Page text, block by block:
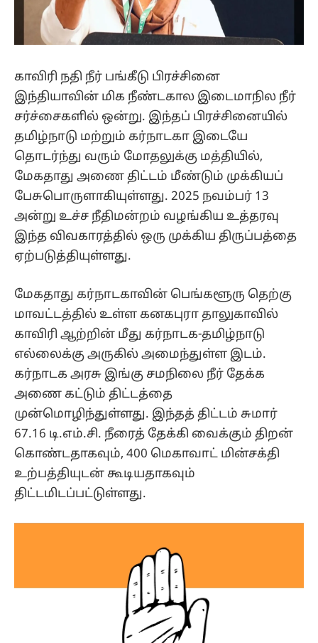
காவிரி நதி நீர் பங்கீடு பிரச்சினை
இந்தியாவின் மிக நீண்டகால இடைமாநில நீர்
சர்ச்சைகளில் ஒன்று. இந்தப் பிரச்சினையில்
தமிழ்நாடு மற்றும் கர்நாடகா இடையே
தொடர்ந்து வரும் மோதலுக்கு மத்தியில்,
மேகதாது அணை திட்டம் மீண்டும் முக்கியப்
பேசுபொருளாகியுள்ளது. 2025 நவம்பர் 13
அன்று உச்ச நீதிமன்றம் வழங்கிய உத்தரவு
இந்த விவகாரத்தில் ஒரு முக்கிய திருப்பத்தை
ஏற்படுத்தியுள்ளது.
மேகதாது கர்நாடகாவின் பெங்களூரு தெற்கு
மாவட்டத்தில் உள்ள கனகபுரா தாலுகாவில்
காவிரி ஆற்றின் மீது கர்நாடக-தமிழ்நாடு
எல்லைக்கு அருகில் அமைந்துள்ள இடம்.
கர்நாடக அரசு இங்கு சமநிலை நீர் தேக்க
அணை கட்டும் திட்டத்தை
முன்மொழிந்துள்ளது. இந்தத் திட்டம் சுமார்
67.16 டி.எம்.சி. நீரைத் தேக்கி வைக்கும் திறன்
கொண்டதாகவும், 400 மெகாவாட் மின்சக்தி
உற்பத்தியுடன் கூடியதாகவும்
திட்டமிடப்பட்டுள்ளது.